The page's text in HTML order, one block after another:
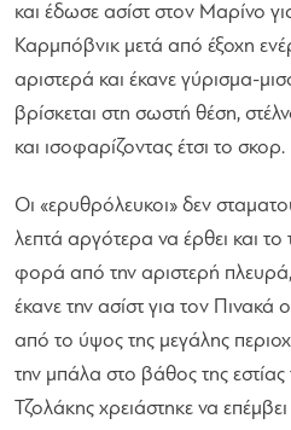
και έδωσε ασίστ στον Μαρίνο
Καρμπόβνικ μετά από έξοχη
αριστερά και έκανε γύρισμα-
βρίσκεται στη σωστή θέση,
και ισοφαρίζοντας έτσι το σκορ.
Οι «ερυθρόλευκοι» δεν
λεπτά αργότερα να έρθει και το
φορά από την αριστερή
έκανε την ασίστ για τον
από το ύψος της μεγάλης
την μπάλα στο βάθος της
Τζολάκης χρειάστηκε να